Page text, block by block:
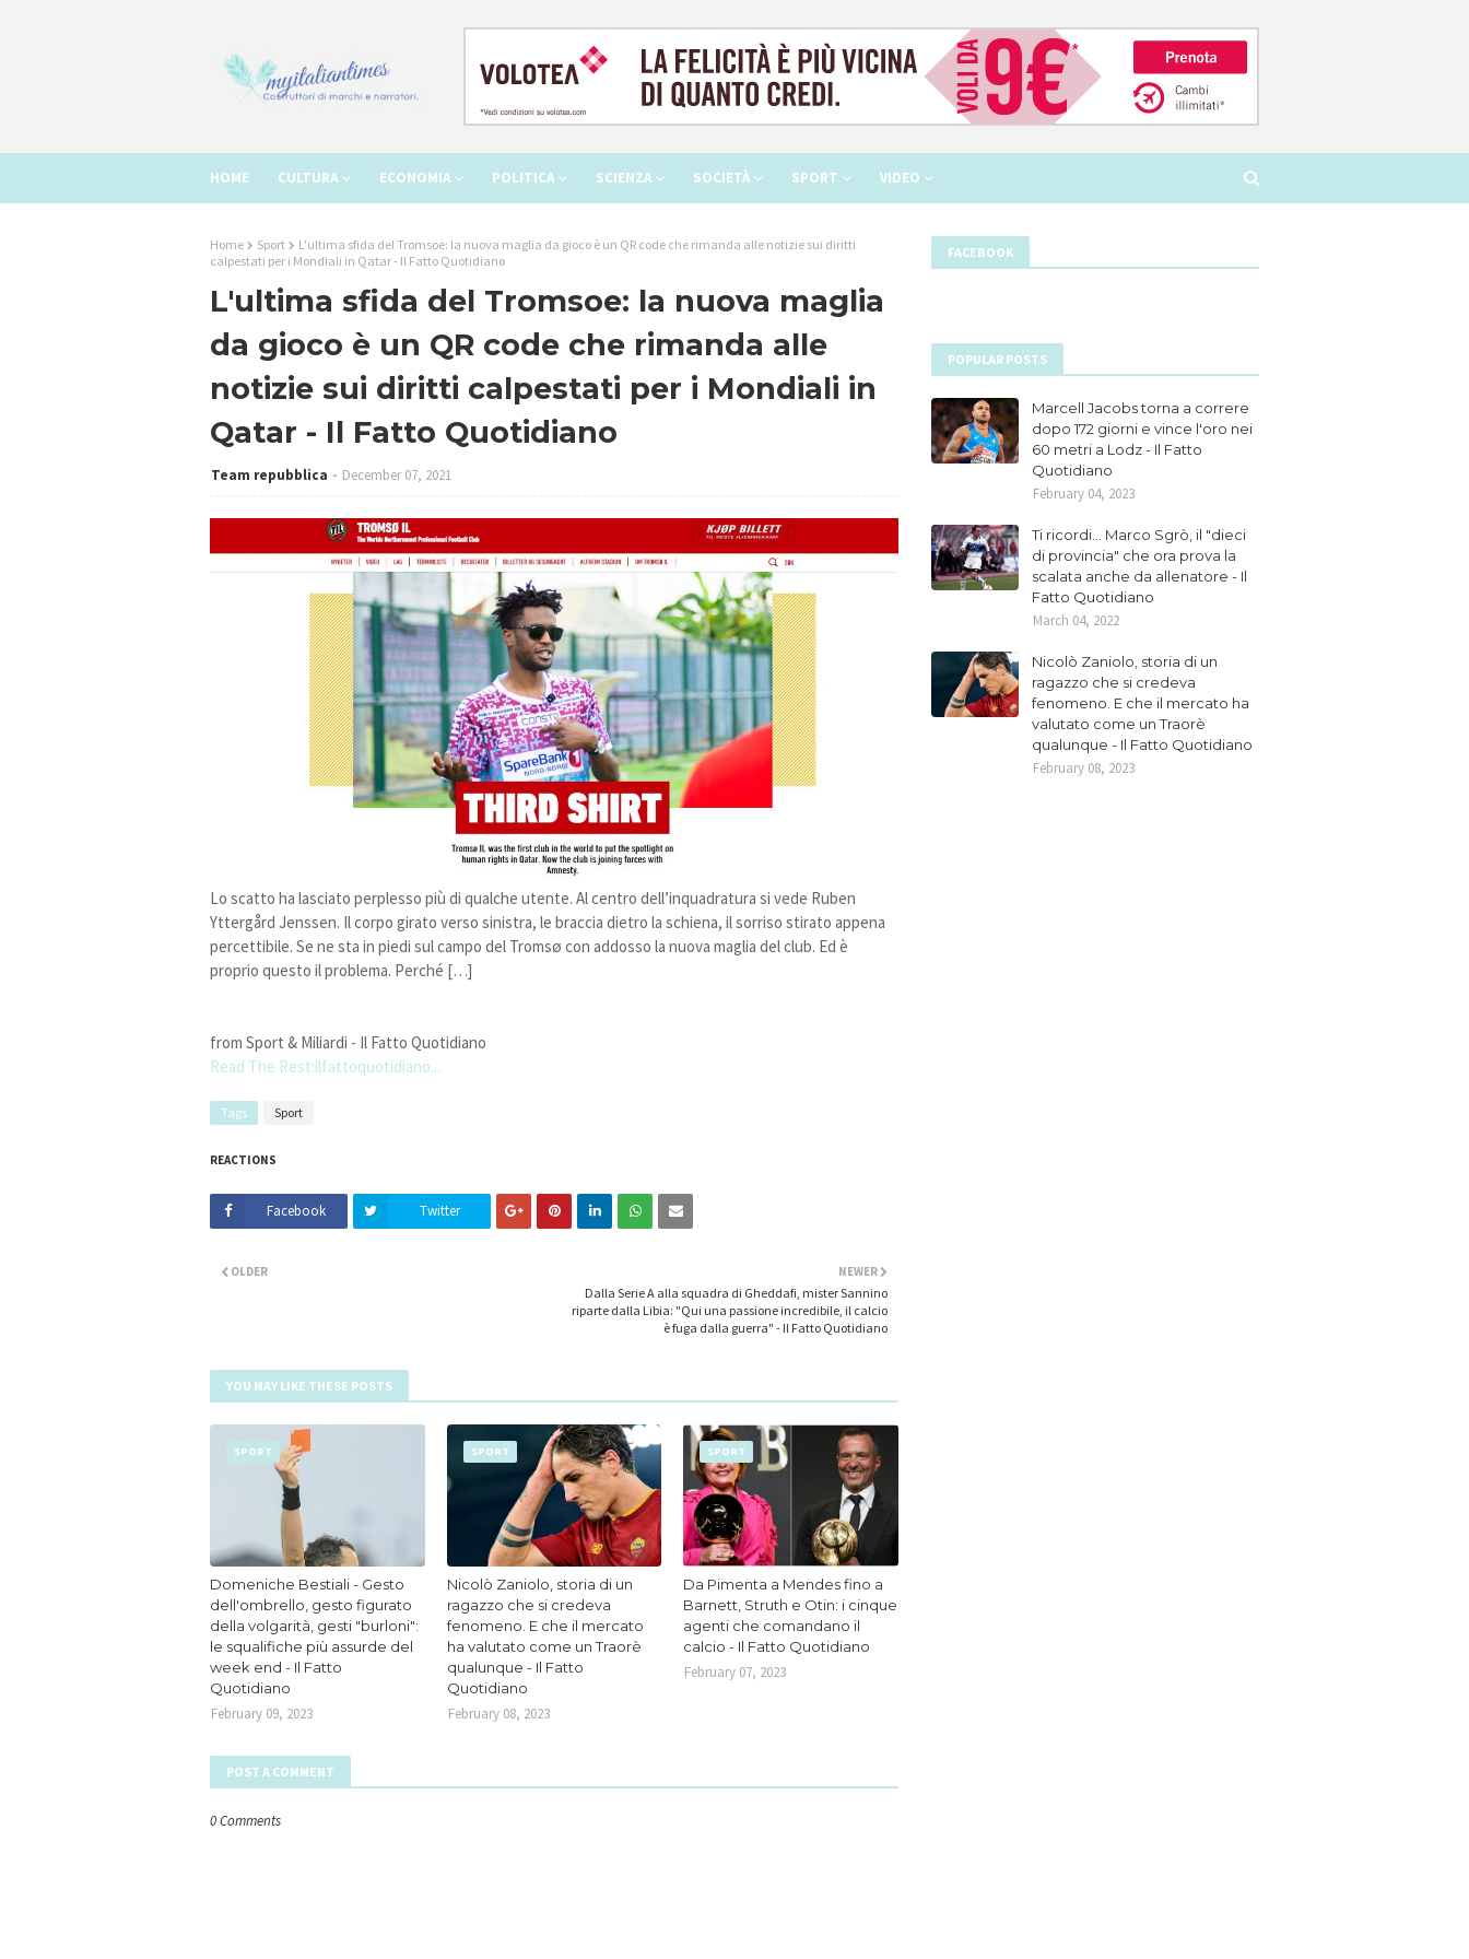
HOME CULTURA ECONOMIA POLITICA SCIENZA SOCIETÀ SPORT VIDEO
Home Sport
L'ultima sfida del Tromsoe: la nuova maglia da gioco è un QR code che rimanda alle notizie sui diritti
calpestati per i Mondiali in Qatar - Il Fatto Quotidiano
L'ultima sfida del Tromsoe: la nuova maglia
da gioco è un QR code che rimanda alle
notizie sui diritti calpestati per i Mondiali in
Qatar - Il Fatto Quotidiano
Team repubblica December 07, 2021
Lo scatto ha lasciato perplesso più di qualche utente. Al centro dell’inquadratura si vede Ruben
Yttergård Jenssen. Il corpo girato verso sinistra, le braccia dietro la schiena, il sorriso stirato appena
percettibile. Se ne sta in piedi sul campo del Tromsø con addosso la nuova maglia del club. Ed è
proprio questo il problema. Perché […]
from Sport & Miliardi - Il Fatto Quotidiano
Read The Rest:ilfattoquotidiano...
Tags Sport
REACTIONS
Facebook Twitter
NEWER
Dalla Serie A alla squadra di Gheddafi, mister Sannino
riparte dalla Libia: "Qui una passione incredibile, il calcio
è fuga dalla guerra" - Il Fatto Quotidiano
OLDER
YOU MAY LIKE THESE POSTS
SPORT
Domeniche Bestiali - Gesto
dell'ombrello, gesto figurato
della volgarità, gesti "burloni":
le squalifiche più assurde del
week end - Il Fatto
Quotidiano
February 09, 2023
SPORT
Nicolò Zaniolo, storia di un
ragazzo che si credeva
fenomeno. E che il mercato
ha valutato come un Traorè
qualunque - Il Fatto
Quotidiano
February 08, 2023
SPORT
Da Pimenta a Mendes fino a
Barnett, Struth e Otin: i cinque
agenti che comandano il
calcio - Il Fatto Quotidiano
February 07, 2023
POST A COMMENT
0 Comments
FACEBOOK
POPULAR POSTS
Marcell Jacobs torna a correre
dopo 172 giorni e vince l'oro nei
60 metri a Lodz - Il Fatto
Quotidiano
February 04, 2023
Ti ricordi... Marco Sgrò, il "dieci
di provincia" che ora prova la
scalata anche da allenatore - Il
Fatto Quotidiano
March 04, 2022
Nicolò Zaniolo, storia di un
ragazzo che si credeva
fenomeno. E che il mercato ha
valutato come un Traorè
qualunque - Il Fatto Quotidiano
February 08, 2023